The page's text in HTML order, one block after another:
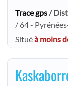
Trace gps/
/ 64 -
Situéà moins